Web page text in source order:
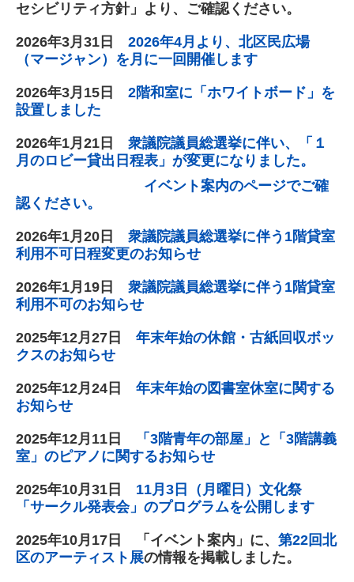
セシビリティ方針」より、ご確認ください。
2026年3月31日 2026年4月より、北区民広場
（マージャン）を月に一回開催します
2026年3月15日 2階和室に「ホワイトボード」を
設置しました
2026年1月21日 衆議院議員総選挙に伴い、「１
月のロビー貸出日程表」が変更になりました。
イベント案内のページでご確
認ください。
2026年1月20日 衆議院議員総選挙に伴う1階貸室
利用不可日程変更のお知らせ
2026年1月19日 衆議院議員総選挙に伴う1階貸室
利用不可のお知らせ
2025年12月27日 年末年始の休館・古紙回収ボッ
クスのお知らせ
2025年12月24日 年末年始の図書室休室に関する
お知らせ
2025年12月11日
「3階青年の部屋」と「3階講義
室」のピアノに関するお知らせ
2025年10月31日 11月3日（月曜日）文化祭
「サークル発表会」のプログラムを公開します
2025年10月17日 「イベント案内」に、 第22回北
区のアーティスト展の情報を掲載しました。